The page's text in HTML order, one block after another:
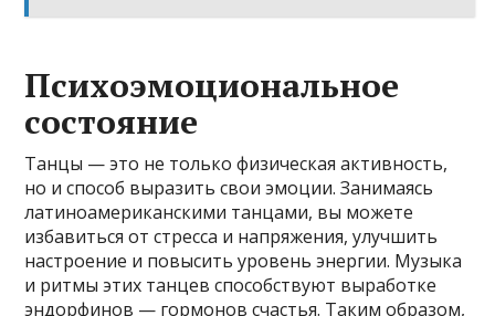
Психоэмоциональное
состояние
Танцы — это не только физическая активность,
но и способ выразить свои эмоции. Занимаясь
латиноамериканскими танцами, вы можете
избавиться от стресса и напряжения, улучшить
настроение и повысить уровень энергии. Музыка
и ритмы этих танцев способствуют выработке
эндорфинов — гормонов счастья. Таким образом,